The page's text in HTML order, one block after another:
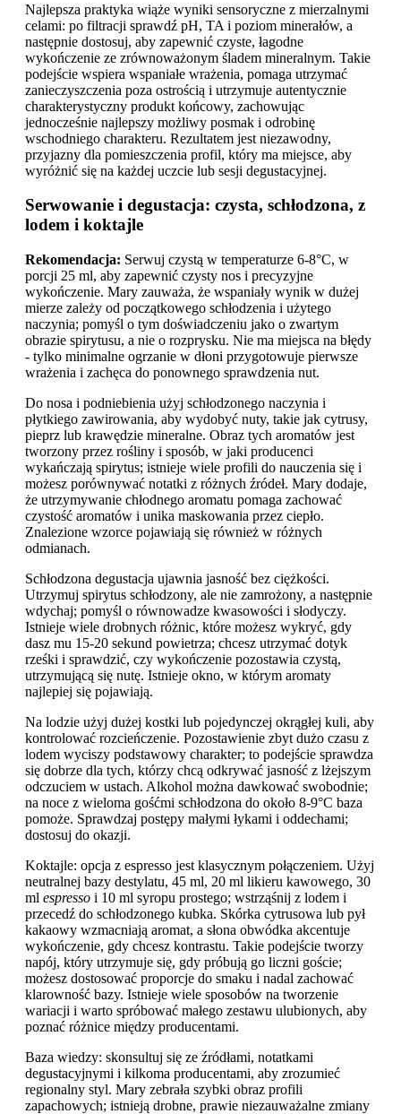
Najlepsza praktyka wiąże wyniki sensoryczne z mierzalnymi
celami: po filtracji sprawdź pH, TA i poziom minerałów, a
następnie dostosuj, aby zapewnić czyste, łagodne
wykończenie ze zrównoważonym śladem mineralnym. Takie
podejście wspiera wspaniałe wrażenia, pomaga utrzymać
zanieczyszczenia poza ostrością i utrzymuje autentycznie
charakterystyczny produkt końcowy, zachowując
jednocześnie najlepszy możliwy posmak i odrobinę
wschodniego charakteru. Rezultatem jest niezawodny,
przyjazny dla pomieszczenia profil, który ma miejsce, aby
wyróżnić się na każdej uczcie lub sesji degustacyjnej.
Serwowanie i degustacja: czysta, schłodzona, z
lodem i koktajle
Rekomendacja: Serwuj czystą w temperaturze 6-8°C, w
porcji 25 ml, aby zapewnić czysty nos i precyzyjne
wykończenie. Mary zauważa, że wspaniały wynik w dużej
mierze zależy od początkowego schłodzenia i użytego
naczynia; pomyśl o tym doświadczeniu jako o zwartym
obrazie spirytusu, a nie o rozprysku. Nie ma miejsca na błędy
- tylko minimalne ogrzanie w dłoni przygotowuje pierwsze
wrażenia i zachęca do ponownego sprawdzenia nut.
Do nosa i podniebienia użyj schłodzonego naczynia i
płytkiego zawirowania, aby wydobyć nuty, takie jak cytrusy,
pieprz lub krawędzie mineralne. Obraz tych aromatów jest
tworzony przez rośliny i sposób, w jaki producenci
wykańczają spirytus; istnieje wiele profili do nauczenia się i
możesz porównywać notatki z różnych źródeł. Mary dodaje,
że utrzymywanie chłodnego aromatu pomaga zachować
czystość aromatów i unika maskowania przez ciepło.
Znalezione wzorce pojawiają się również w różnych
odmianach.
Schłodzona degustacja ujawnia jasność bez ciężkości.
Utrzymuj spirytus schłodzony, ale nie zamrożony, a następnie
wdychaj; pomyśl o równowadze kwasowości i słodyczy.
Istnieje wiele drobnych różnic, które możesz wykryć, gdy
dasz mu 15-20 sekund powietrza; chcesz utrzymać dotyk
rześki i sprawdzić, czy wykończenie pozostawia czystą,
utrzymującą się nutę. Istnieje okno, w którym aromaty
najlepiej się pojawiają.
Na lodzie użyj dużej kostki lub pojedynczej okrągłej kuli, aby
kontrolować rozcieńczenie. Pozostawienie zbyt dużo czasu z
lodem wyciszy podstawowy charakter; to podejście sprawdza
się dobrze dla tych, którzy chcą odkrywać jasność z lżejszym
odczuciem w ustach. Alkohol można dawkować swobodnie;
na noce z wieloma gośćmi schłodzona do około 8-9°C baza
pomoże. Sprawdzaj postępy małymi łykami i oddechami;
dostosuj do okazji.
Koktajle: opcja z espresso jest klasycznym połączeniem. Użyj
neutralnej bazy destylatu, 45 ml, 20 ml likieru kawowego, 30
ml espresso i 10 ml syropu prostego; wstrząśnij z lodem i
przecedź do schłodzonego kubka. Skórka cytrusowa lub pył
kakaowy wzmacniają aromat, a słona obwódka akcentuje
wykończenie, gdy chcesz kontrastu. Takie podejście tworzy
napój, który utrzymuje się, gdy próbują go liczni goście;
możesz dostosować proporcje do smaku i nadal zachować
klarowność bazy. Istnieje wiele sposobów na tworzenie
wariacji i warto spróbować małego zestawu ulubionych, aby
poznać różnice między producentami.
Baza wiedzy: skonsultuj się ze źródłami, notatkami
degustacyjnymi i kilkoma producentami, aby zrozumieć
regionalny styl. Mary zebrała szybki obraz profili
zapachowych; istnieją drobne, prawie niezauważalne zmiany